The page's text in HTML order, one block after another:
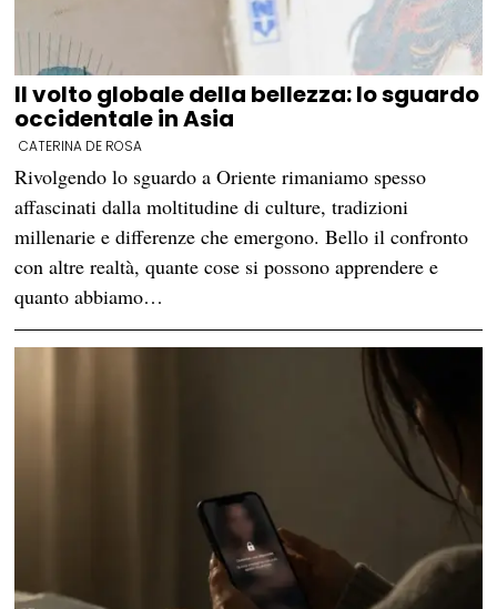
Il volto globale della bellezza: lo sguardo
occidentale in Asia
CATERINA DE ROSA
Rivolgendo lo sguardo a Oriente rimaniamo spesso
affascinati dalla moltitudine di culture, tradizioni
millenarie e differenze che emergono. Bello il confronto
con altre realtà, quante cose si possono apprendere e
quanto abbiamo…